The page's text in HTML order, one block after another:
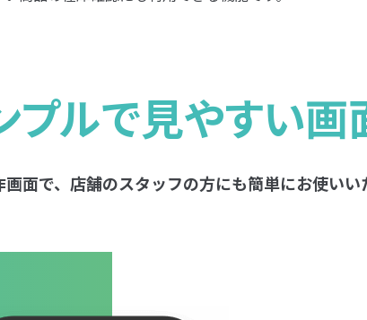
プルで見やすい画
画面で、店舗のスタッフの方にも簡単にお使いい